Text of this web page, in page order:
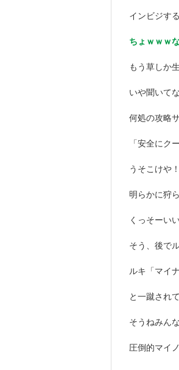
インビジす
ちょｗｗｗ
もう草しか
いや聞いて
何処の攻略
「安全にク
うそこけや！
明らかに狩
くっそーい
そう、後で
ルキ「マイ
と一蹴され
そうねみん
圧倒的マイ